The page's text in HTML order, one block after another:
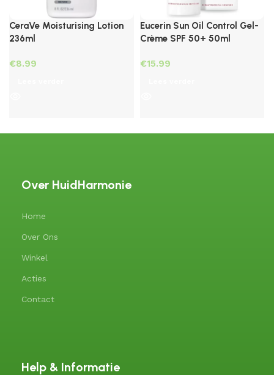
CeraVe Moisturising Lotion
236ml
€
Eucerin Sun Oil Control Gel-
Crème SPF 50+ 50ml
€
Over HuidHarmonie
Home
Over Ons
Winkel
Acties
Contact
Help & Informatie